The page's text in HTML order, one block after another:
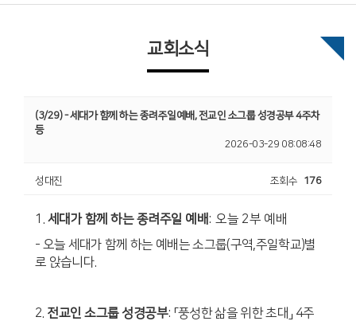
교회소식
(3/29) - 세대가 함께 하는 종려주일예배, 전교인 소그룹 성경공부 4주차
등
2026-03-29 08:08:48
성대진 조회수 176
1. 세대가 함께 하는 종려주일 예배: 오늘 2부 예배
- 오늘 세대가 함께 하는 예배는 소그룹(구역,주일학교)별
로 앉습니다.
2. 전교인 소그룹 성경공부: 「풍성한 삶을 위한 초대」 4주